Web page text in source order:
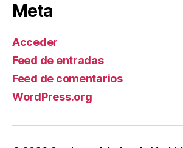
Meta
Acceder
Feed de entradas
Feed de comentarios
WordPress.org